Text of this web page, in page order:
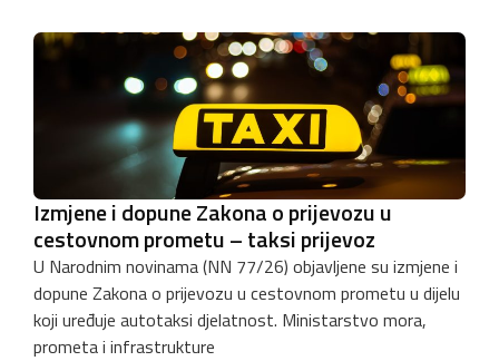
Izmjene i dopune Zakona o prijevozu u
cestovnom prometu – taksi prijevoz
U Narodnim novinama (NN 77/26) objavljene su izmjene i
dopune Zakona o prijevozu u cestovnom prometu u dijelu
koji uređuje autotaksi djelatnost. Ministarstvo mora,
prometa i infrastrukture